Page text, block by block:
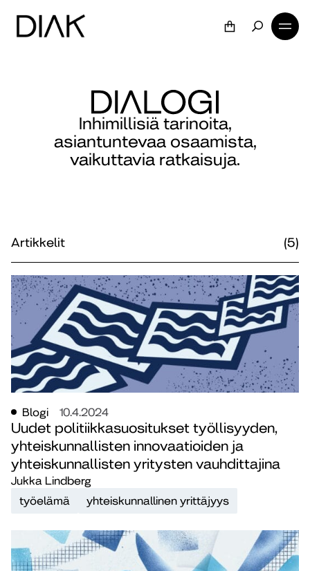
Inhimillisiä tarinoita,
asiantuntevaa osaamista,
vaikuttavia ratkaisuja.
Artikkelit (5)
Blogi 10.4.2024
Uudet politiikkasuositukset työllisyyden,
yhteiskunnallisten innovaatioiden ja
yhteiskunnallisten yritysten vauhdittajina
Jukka Lindberg
työelämä
yhteiskunnallinen yrittäjyys